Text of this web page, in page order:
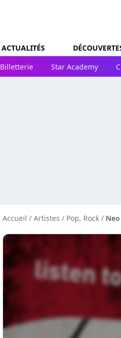
ACTUALITÉS
Billetterie
Star Academy
Accueil / Artistes / Pop, Rock /